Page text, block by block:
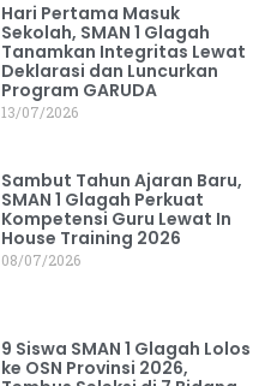
Hari Pertama Masuk
Sekolah, SMAN 1 Glagah
Tanamkan Integritas Lewat
Deklarasi dan Luncurkan
Program GARUDA
13/07/2026
Sambut Tahun Ajaran Baru,
SMAN 1 Glagah Perkuat
Kompetensi Guru Lewat In
House Training 2026
08/07/2026
9 Siswa SMAN 1 Glagah Lolos
ke OSN Provinsi 2026,